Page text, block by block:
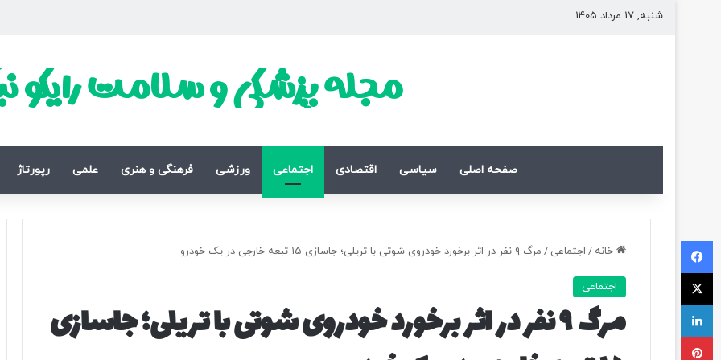
شنبه, 17 مرداد 1405
مجله پزشکی و سلامت رایکو
صفحه اصلی سیاسی اقتصادی اجتماعی ورزشی فرهنگی و هنری علمی رپورتاژ
خانه / اجتماعی / مرگ ۹ نفر در اثر برخورد خودروی شوتی با تریلی؛ جاسازی ۱۵ تبعه خارجی در یک خودرو
اجتماعی
مرگ ۹ نفر در اثر برخورد خودروی شوتی با تریلی؛ جاسازی